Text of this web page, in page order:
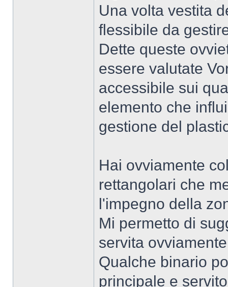
Una volta vestita
flessibile da
Dette queste
essere valutate
accessibile sui
elemento che
gestione del
Hai ovviamente
rettangolari che
l'impegno della
Mi permetto di
servita
Qualche binario
principale e